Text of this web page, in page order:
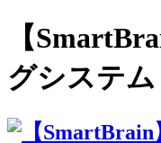
【
グシステ